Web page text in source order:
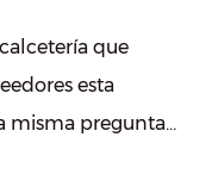
que
esta
misma pregunta